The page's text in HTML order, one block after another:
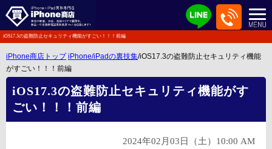
iOS17.3の盗難防止セキュリティ機能がすごい！！！前編
iPhone商店トップ iPhone/iPadの裏技集/iOS17.3の盗難防止セキュリティ機能
がすごい！！！前編
iOS17.3の盗難防止セキュリティ機能がす
ごい！！！前編
2024年02月03日（土）10:00 AM